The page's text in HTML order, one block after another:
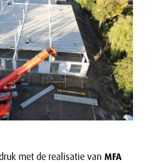
met de realisatie van MFA